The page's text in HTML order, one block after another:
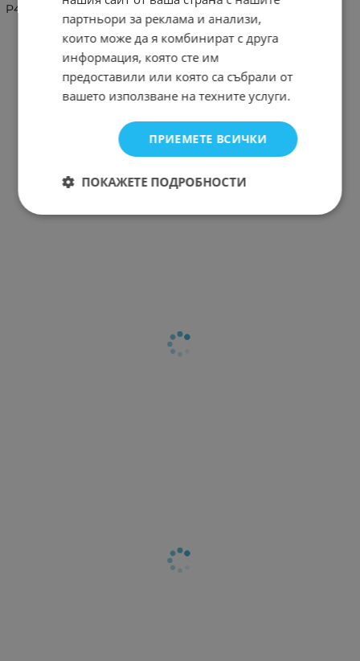
P40 Lite
партньори за реклама и анализи,
които може да я комбинират с друга
информация, която сте им
предоставили или която са събрали от
вашето използване на техните услуги.
ПРИЕМЕТЕ ВСИЧКИ
ПОКАЖЕТЕ ПОДРОБНОСТИ